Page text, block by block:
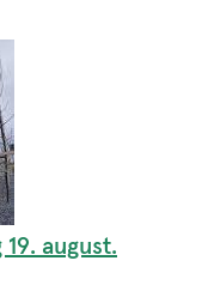
august.